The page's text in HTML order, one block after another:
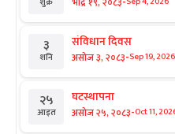
३
शनि
संविधान दिवस
असोज ३, २०८३-Sep 19, 2026
२५
आइत
घटस्थापना
असोज २५, २०८३-Oct 11,